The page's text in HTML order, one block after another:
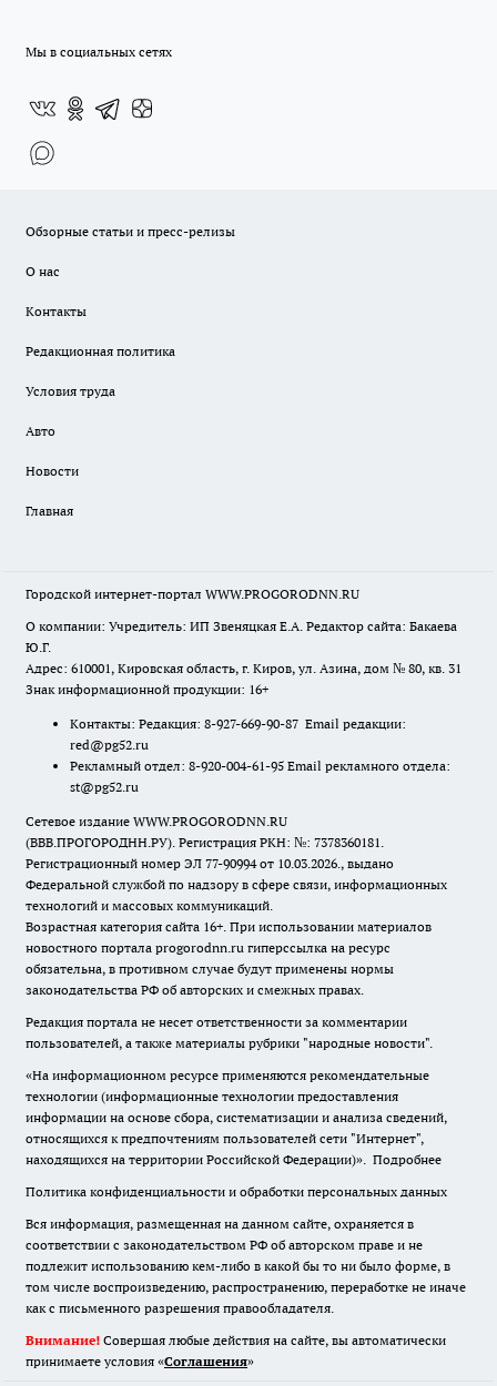
Мы в социальных сетях
Обзорные статьи и пресс-релизы
О нас
Контакты
Редакционная политика
Условия труда
Авто
Новости
Главная
Городской интернет-портал WWW.PROGORODNN.RU
О компании: Учредитель: ИП Звеняцкая Е.А. Редактор сайта: Бакаева
Ю.Г.
Адрес: 610001, Кировская область, г. Киров, ул. Азина, дом № 80, кв. 31
Знак информационной продукции: 16+
Контакты: Редакция: 8-927-669-90-87 Email редакции:
red@pg52.ru
Рекламный отдел: 8-920-004-61-95 Email рекламного отдела:
st@pg52.ru
Сетевое издание WWW.PROGORODNN.RU
(ВВВ.ПРОГОРОДНН.РУ). Регистрация РКН: №: 7378360181.
Регистрационный номер ЭЛ 77-90994 от 10.03.2026., выдано
Федеральной службой по надзору в сфере связи, информационных
технологий и массовых коммуникаций.
Возрастная категория сайта 16+. При использовании материалов
новостного портала progorodnn.ru гиперссылка на ресурс
обязательна, в противном случае будут применены нормы
законодательства РФ об авторских и смежных правах.
Редакция портала не несет ответственности за комментарии
пользователей, а также материалы рубрики "народные новости".
«На информационном ресурсе применяются рекомендательные
технологии (информационные технологии предоставления
информации на основе сбора, систематизации и анализа сведений,
относящихся к предпочтениям пользователей сети "Интернет",
находящихся на территории Российской Федерации)». Подробнее
Политика конфиденциальности и обработки персональных данных
Вся информация, размещенная на данном сайте, охраняется в
соответствии с законодательством РФ об авторском праве и не
подлежит использованию кем-либо в какой бы то ни было форме, в
том числе воспроизведению, распространению, переработке не иначе
как с письменного разрешения правообладателя.
Внимание! Совершая любые действия на сайте, вы автоматически
принимаете условия «Cоглашения»